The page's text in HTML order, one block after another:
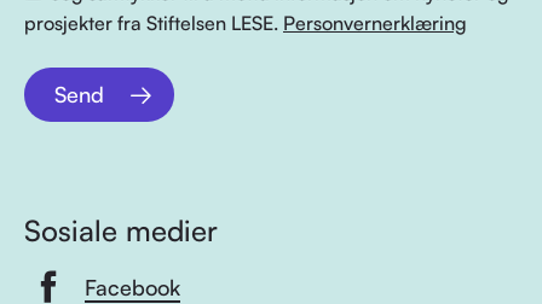
prosjekter fra Stiftelsen LESE. Personvernerklæring
Send
Sosiale medier
Facebook